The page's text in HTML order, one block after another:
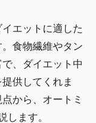
エットに適した
食物繊維やタン
、ダイエット中
供してくれま
から、オートミ
します。